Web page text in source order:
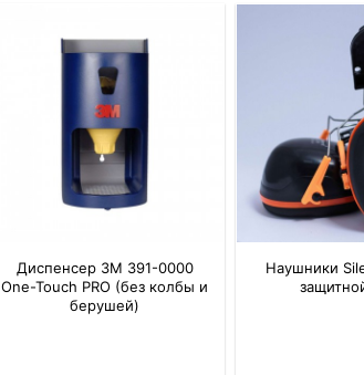
Диспенсер 3M 391-0000
One-Touch PRO (без колбы и
берушей)
Наушники